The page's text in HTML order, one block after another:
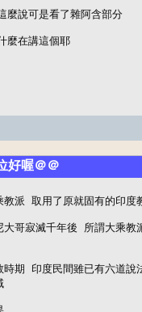
麼說可是看了雜阿含部分
麼在講這個耶
好喔＠＠
教派 取用了原就固有的印
大哥寂滅千年後 所謂大乘
時期 印度民間雖已有六道